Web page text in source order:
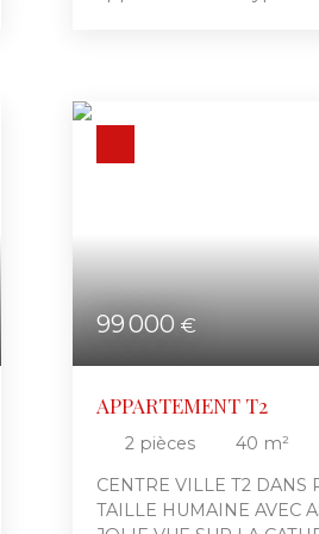
99 000 €
APPARTEMENT T2
2 pièces 40 m²
CENTRE VILLE T2 DANS
TAILLE HUMAINE AVEC